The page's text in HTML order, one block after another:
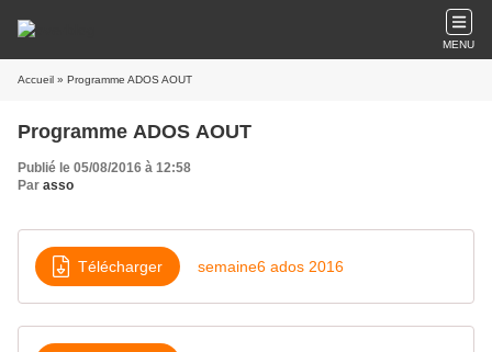
MENU
Accueil » Programme ADOS AOUT
Programme ADOS AOUT
Publié le 05/08/2016 à 12:58
Par asso
Télécharger semaine6 ados 2016